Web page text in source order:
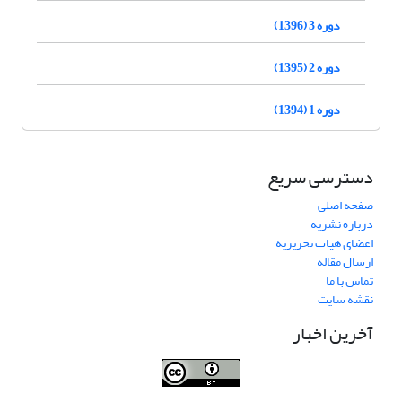
دوره 3 (1396)
دوره 2 (1395)
دوره 1 (1394)
دسترسی سریع
صفحه اصلی
درباره نشریه
اعضای هیات تحریریه
ارسال مقاله
تماس با ما
نقشه سایت
آخرین اخبار